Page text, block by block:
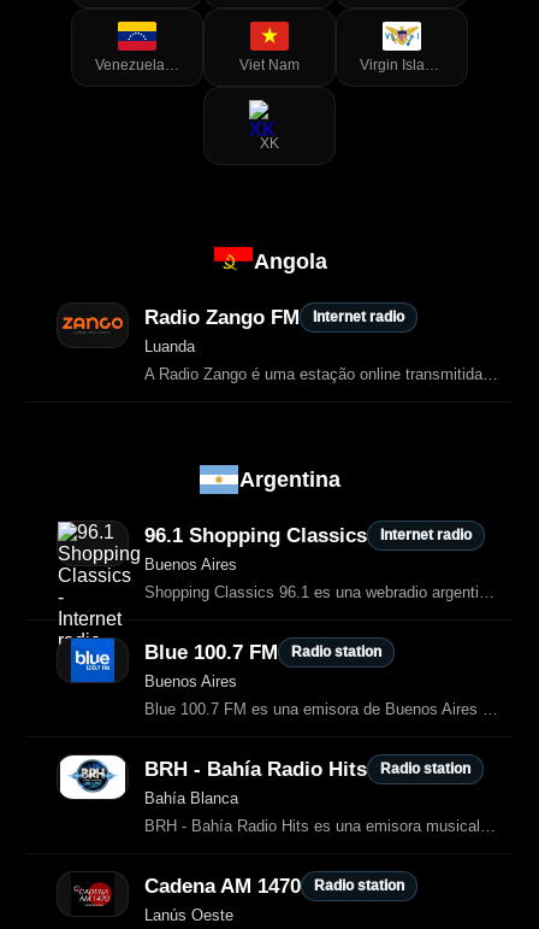
Venezuela (Bolivarian Republic of) Viet Nam Virgin Islands (U.S.)
XK
Angola
Radio Zango FM Internet radio
Luanda
A Radio Zango é uma estação online transmitida através da plataforma Zeno.FM
Argentina
96.1 Shopping Classics Internet radio
Buenos Aires
Shopping Classics 96.1 es una webradio argentina del grupo Cienradios dedicada
Blue 100.7 FM Radio station
Buenos Aires
Blue 100.7 FM es una emisora de Buenos Aires dedicada a la mejor música de
BRH - Bahía Radio Hits Radio station
Bahía Blanca
BRH - Bahía Radio Hits es una emisora musical de Bahía Blanca, Argentina
Cadena AM 1470 Radio station
Lanús Oeste